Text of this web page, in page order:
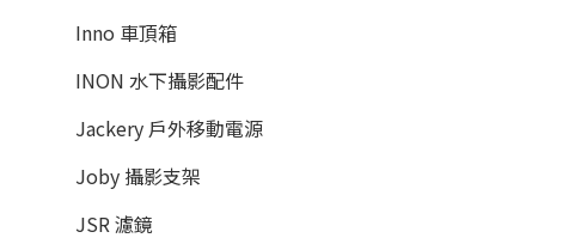
Inno 車頂箱
INON 水下攝影配件
Jackery 戶外移動電源
Joby 攝影支架
JSR 濾鏡